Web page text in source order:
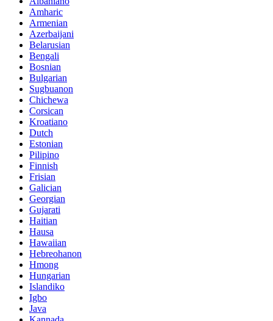
Amharic
Armenian
Azerbaijani
Belarusian
Bengali
Bosnian
Bulgarian
Sugbuanon
Chichewa
Corsican
Kroatiano
Dutch
Estonian
Pilipino
Finnish
Frisian
Galician
Georgian
Gujarati
Haitian
Hausa
Hawaiian
Hebreohanon
Hmong
Hungarian
Islandiko
Igbo
Java